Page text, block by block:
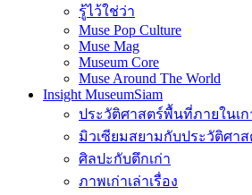
รู้ไว้ใช่ว่า
Muse Pop Culture
Muse Mag
Museum Core
Muse Around The World
Insight MuseumSiam
ประวัติศาสตร์พื้นที่ภายในเ
มิวเซียมสยามกับประวัติศา
ศิลปะกับตึกเก่า
ภาพเก่าเล่าเรื่อง